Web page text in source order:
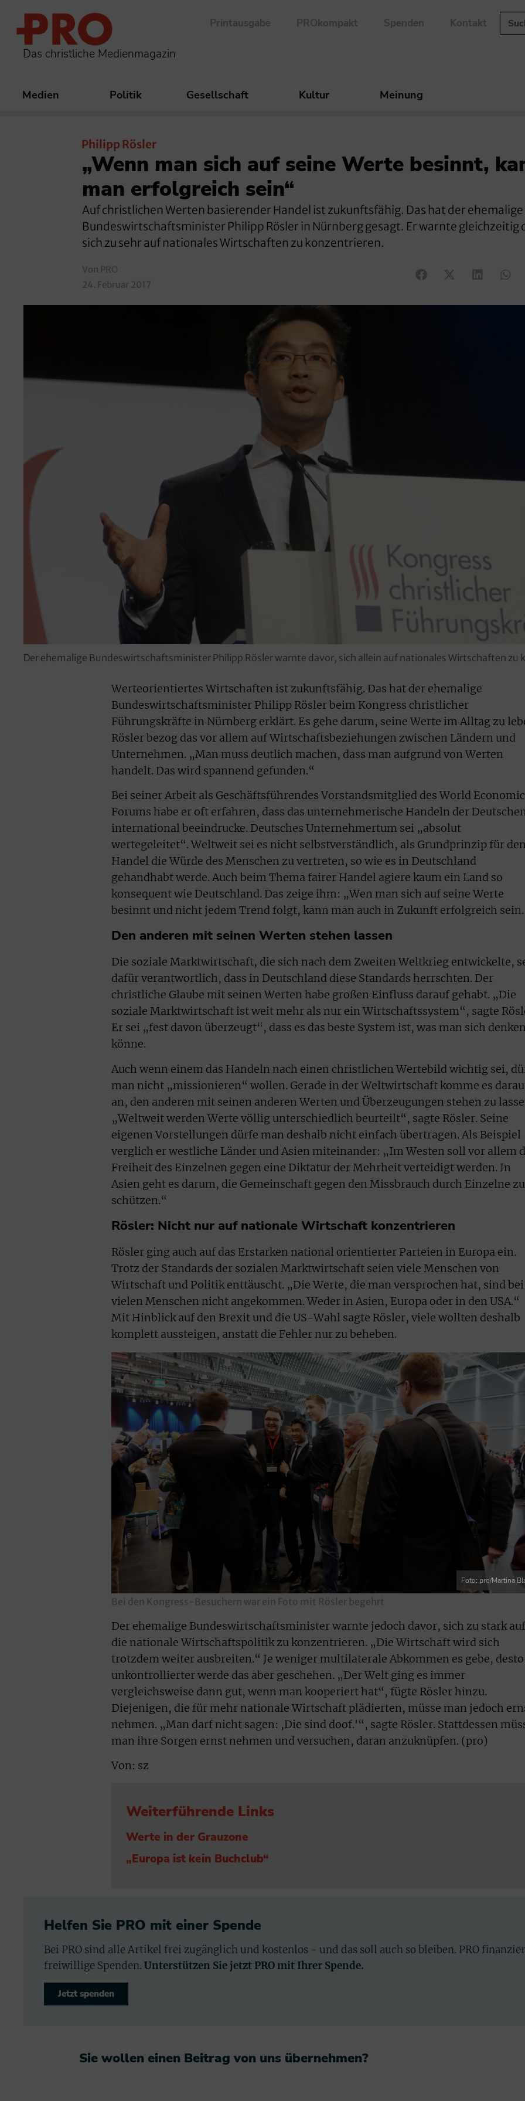
Das christliche Medienmagazin
Printausgabe PROkompakt Spenden Kontakt
Medien Politik Gesellschaft Kultur Meinung
Philipp Rösler
„Wenn man sich auf seine Werte besinnt,
man erfolgreich sein“
Auf christlichen Werten basierender Handel ist zukunftsfähig. Das hat der ehemalige
Bundeswirtschaftsminister Philipp Rösler in Nürnberg gesagt. Er warnte gleichzeitig
sich zu sehr auf nationales Wirtschaften zu konzentrieren.
Von PRO
24. Februar 2017
Der ehemalige Bundeswirtschaftsminister Philipp Rösler warnte davor, sich allein auf nationales Wirtschaften zu
Werteorientiertes Wirtschaften ist zukunftsfähig. Das hat der ehemalige
Bundeswirtschaftsminister Philipp Rösler beim Kongress christlicher
Führungskräfte in Nürnberg erklärt. Es gehe darum, seine Werte im Alltag zu
Rösler bezog das vor allem auf Wirtschaftsbeziehungen zwischen Ländern und
Unternehmen. „Man muss deutlich machen, dass man aufgrund von Werten
handelt. Das wird spannend gefunden.“
Bei seiner Arbeit als Geschäftsführendes Vorstandsmitglied des World Economic
Forums habe er oft erfahren, dass das unternehmerische Handeln der
international beeindrucke. Deutsches Unternehmertum sei „absolut
wertegeleitet“. Weltweit sei es nicht selbstverständlich, als Grundprinzip für den
Handel die Würde des Menschen zu vertreten, so wie es in Deutschland
gehandhabt werde. Auch beim Thema fairer Handel agiere kaum ein Land so
konsequent wie Deutschland. Das zeige ihm: „Wen man sich auf seine Werte
besinnt und nicht jedem Trend folgt, kann man auch in Zukunft erfolgreich
Den anderen mit seinen Werten stehen lassen
Die soziale Marktwirtschaft, die sich nach dem Zweiten Weltkrieg entwickelte,
dafür verantwortlich, dass in Deutschland diese Standards herrschten. Der
christliche Glaube mit seinen Werten habe großen Einfluss darauf gehabt. „Die
soziale Marktwirtschaft ist weit mehr als nur ein Wirtschaftssystem“, sagte
Er sei „fest davon überzeugt“, dass es das beste System ist, was man sich denken
könne.
Auch wenn einem das Handeln nach einen christlichen Wertebild wichtig sei,
man nicht „missionieren“ wollen. Gerade in der Weltwirtschaft komme es
an, den anderen mit seinen anderen Werten und Überzeugungen stehen zu
„Weltweit werden Werte völlig unterschiedlich beurteilt“, sagte Rösler. Seine
eigenen Vorstellungen dürfe man deshalb nicht einfach übertragen. Als Beispiel
verglich er westliche Länder und Asien miteinander: „Im Westen soll vor allem
Freiheit des Einzelnen gegen eine Diktatur der Mehrheit verteidigt werden. In
Asien geht es darum, die Gemeinschaft gegen den Missbrauch durch Einzelne zu
schützen.“
Rösler: Nicht nur auf nationale Wirtschaft konzentrieren
Rösler ging auch auf das Erstarken national orientierter Parteien in Europa ein.
Trotz der Standards der sozialen Marktwirtschaft seien viele Menschen von
Wirtschaft und Politik enttäuscht. „Die Werte, die man versprochen hat, sind bei
vielen Menschen nicht angekommen. Weder in Asien, Europa oder in den USA.“
Mit Hinblick auf den Brexit und die US-Wahl sagte Rösler, viele wollten deshalb
komplett aussteigen, anstatt die Fehler nur zu beheben.
Foto: pro/Martina
Bei den Kongress-Besuchern war ein Foto mit Rösler begehrt
Der ehemalige Bundeswirtschaftsminister warnte jedoch davor, sich zu stark auf
die nationale Wirtschaftspolitik zu konzentrieren. „Die Wirtschaft wird sich
trotzdem weiter ausbreiten.“ Je weniger multilaterale Abkommen es gebe, desto
unkontrollierter werde das aber geschehen. „Der Welt ging es immer
vergleichsweise dann gut, wenn man kooperiert hat“, fügte Rösler hinzu.
Diejenigen, die für mehr nationale Wirtschaft plädierten, müsse man jedoch
nehmen. „Man darf nicht sagen: ,Die sind doof.'“, sagte Rösler. Stattdessen
man ihre Sorgen ernst nehmen und versuchen, daran anzuknüpfen. (pro)
Von: sz
Weiterführende Links
Werte in der Grauzone
„Europa ist kein Buchclub“
Helfen Sie PRO mit einer Spende
Bei PRO sind alle Artikel frei zugänglich und kostenlos - und das soll auch so bleiben. PRO
freiwillige Spenden. Unterstützen Sie jetzt PRO mit Ihrer Spende.
Jetzt spenden
Sie wollen einen Beitrag von uns übernehmen?​